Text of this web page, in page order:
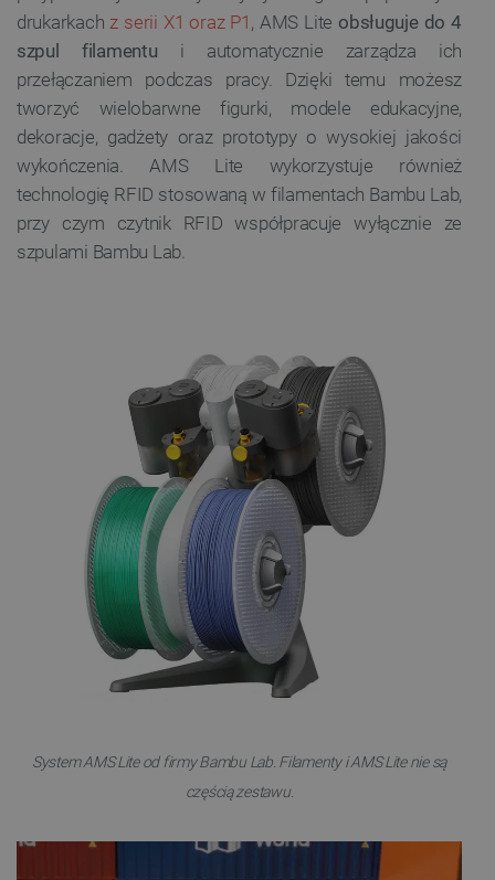
drukarkach z serii X1 oraz P1 , AMS Lite obsługuje do 4
szpul filamentu i automatycznie zarządza ich
przełączaniem podczas pracy. Dzięki temu możesz
tworzyć wielobarwne figurki, modele edukacyjne,
dekoracje, gadżety oraz prototypy o wysokiej jakości
wykończenia. AMS Lite wykorzystuje również
technologię RFID stosowaną w filamentach Bambu Lab,
przy czym czytnik RFID współpracuje wyłącznie ze
szpulami Bambu Lab.
System AMS Lite od firmy Bambu Lab. Filamenty i AMS Lite nie są
częścią zestawu.